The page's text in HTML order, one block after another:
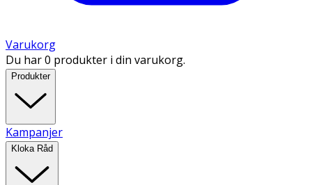
Varukorg
Du har 0 produkter i din varukorg.
Produkter
Kampanjer
Kloka Råd